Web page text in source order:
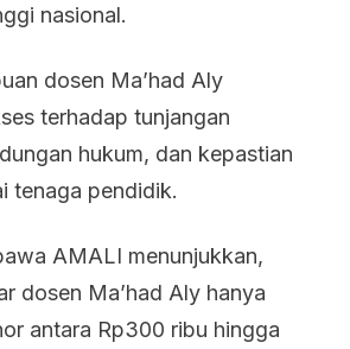
nasional.
dosen Ma’had Aly
terhadap tunjangan
hukum, dan kepastian
tenaga pendidik.
AMALI menunjukkan,
dosen Ma’had Aly hanya
antara Rp300 ribu hingga